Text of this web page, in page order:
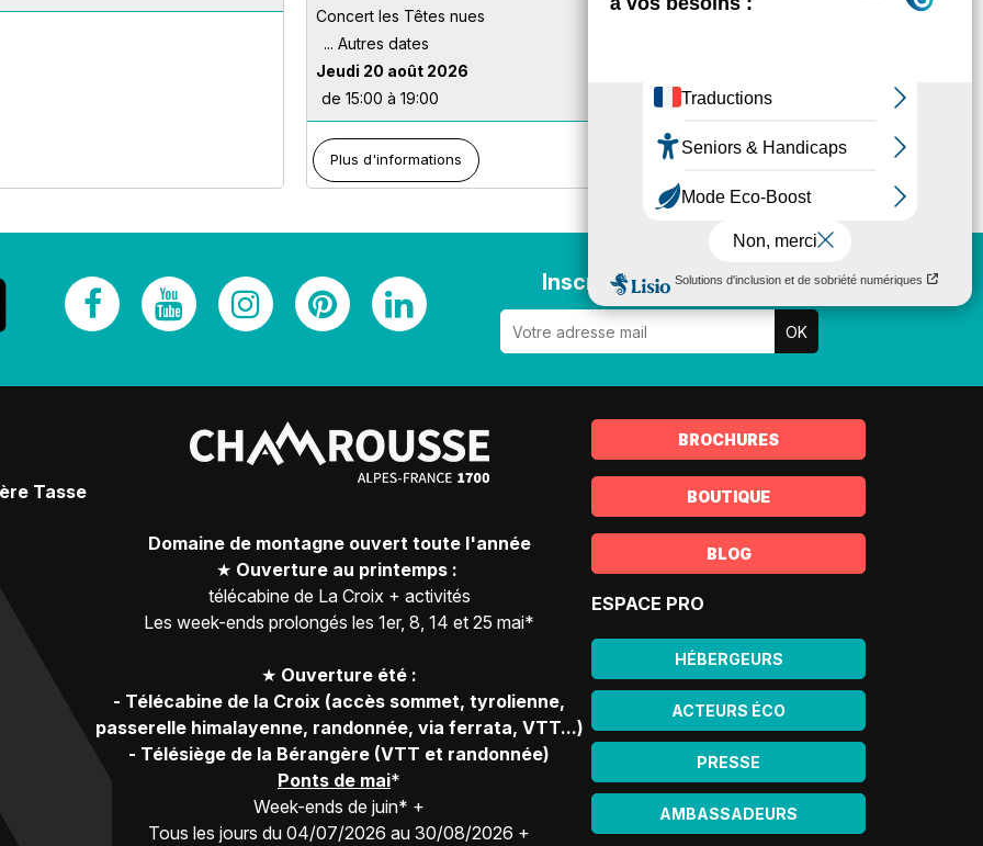
Concert les Têtes nues
Jeudi 20 août 2026
de 15:00 à 19:00
Plus d'informations
Inscription newsletter
Tasse
Domaine de montagne ouvert toute l'année
★ Ouverture au printemps :
télécabine de La Croix + activités
Les week-ends prolongés les 1er, 8, 14 et 25 mai*
★ Ouverture été :
- Télécabine de la Croix (accès sommet, tyrolienne,
passerelle himalayenne, randonnée, via ferrata, VTT...)
- Télésiège de la Bérangère (VTT et randonnée)
Ponts de mai*
Week-ends de juin* +
Tous les jours du 04/07/2026 au 30/08/2026 +
BROCHURES
BOUTIQUE
BLOG
ESPACE PRO
HÉBERGEURS
ACTEURS ÉCO
PRESSE
AMBASSADEURS